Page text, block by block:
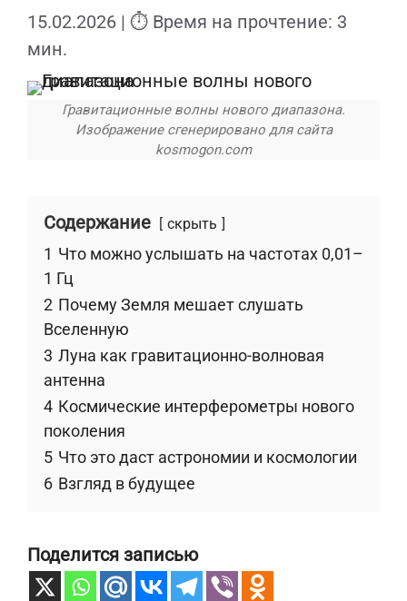
15.02.2026 | ⏱ Время на прочтение: 3
мин.
Гравитационные волны нового диапазона.
Изображение сгенерировано для сайта
kosmogon.com
Содержание скрыть
1 Что можно услышать на частотах 0,01–
1 Гц
2 Почему Земля мешает слушать
Вселенную
3 Луна как гравитационно-волновая
антенна
4 Космические интерферометры нового
поколения
5 Что это даст астрономии и космологии
6 Взгляд в будущее
Поделится записью